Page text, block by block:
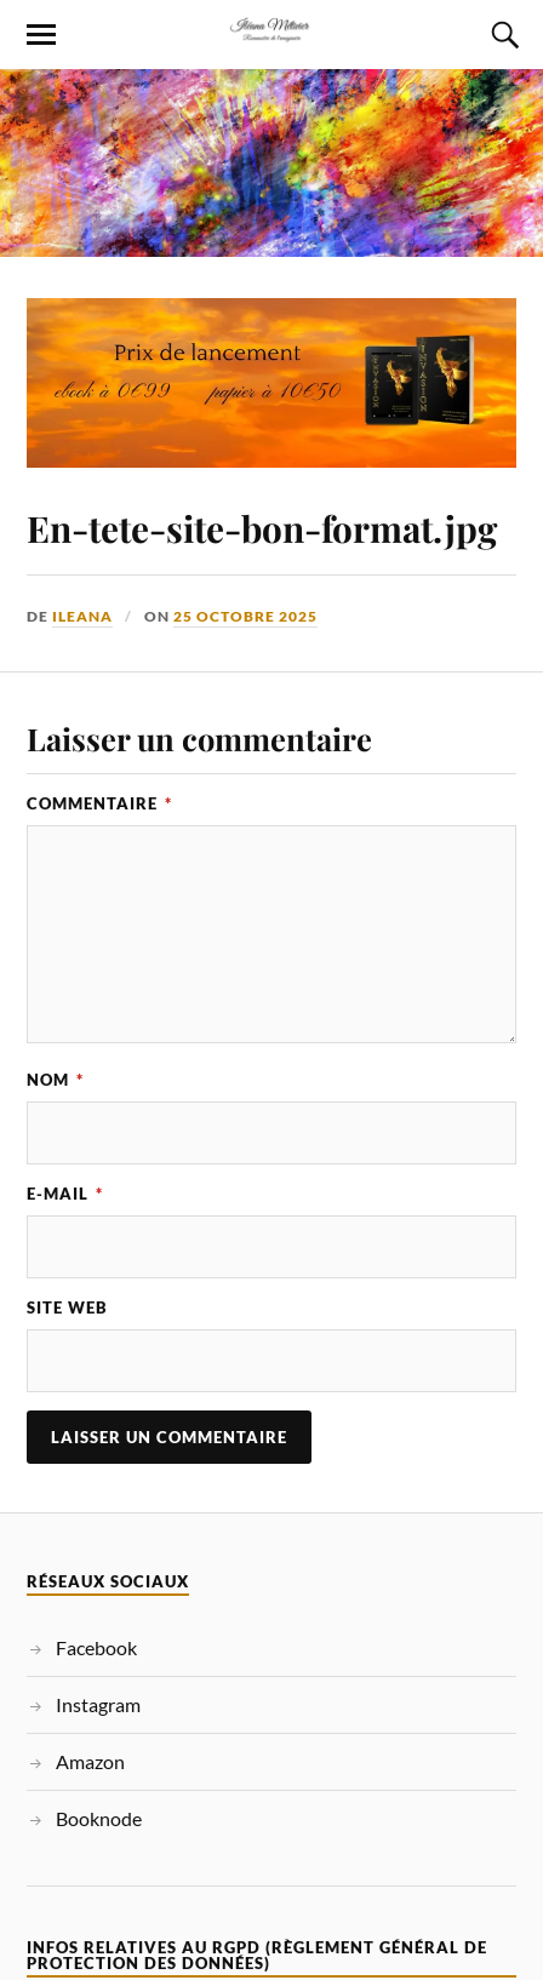
En-tete-site-bon-format.jpg
DEILEANA ON25 OCTOBRE 2025
Laisser un commentaire
COMMENTAIRE *
NOM *
E-MAIL *
SITE WEB
T
A
V
RÉSEAUX SOCIAUX
Facebook
Instagram
Amazon
Booknode
INFOS RELATIVES AU RGPD (RÈGLEMENT GÉNÉRAL DE
PROTECTION DES DONNÉES)